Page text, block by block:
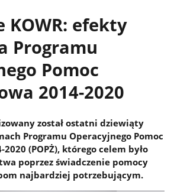
KOWR: efekty
Programu
Pomoc
2014-2020
został ostatni dziewiąty
Programu Operacyjnego Pomoc
(POPŻ), którego celem było
poprzez świadczenie pomocy
najbardziej potrzebującym.